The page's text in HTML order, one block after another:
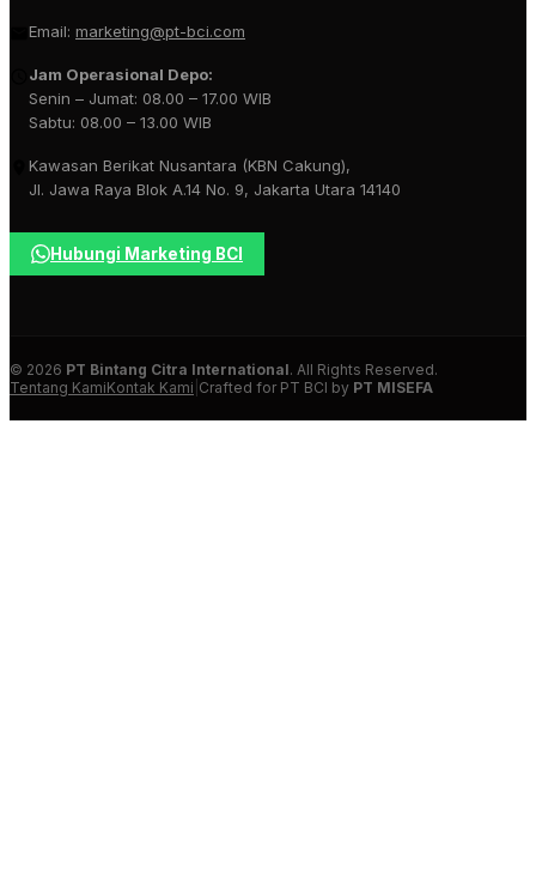
Email: marketing@pt-bci.com
Jam Operasional Depo:
Senin – Jumat: 08.00 – 17.00 WIB
Sabtu: 08.00 – 13.00 WIB
Kawasan Berikat Nusantara (KBN Cakung),
Jl. Jawa Raya Blok A.14 No. 9, Jakarta Utara 14140
Hubungi Marketing BCI
© 2026 PT Bintang Citra International. All Rights Reserved.
Tentang KamiKontak Kami Crafted for PT BCI by PT MISEFA